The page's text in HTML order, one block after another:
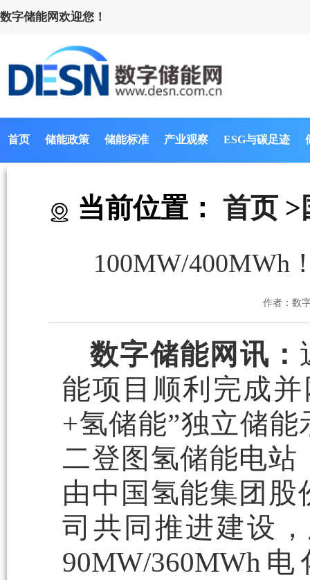
数字储能网欢迎您！
首页 储能政策 储能标准 产业观察 ESG与碳足迹
当前位置： 首页 >
100MW/400MWh
作者：数
数字储能网讯：
能项目顺利完成
+氢储能”独立储
二登图氢储能电站
由中国氢能集团
司共同推进建设
90MW/360MWh